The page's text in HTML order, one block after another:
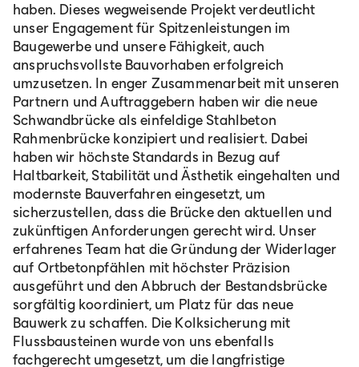
haben. Dieses wegweisende Projekt verdeutlicht
unser Engagement für Spitzenleistungen im
Baugewerbe und unsere Fähigkeit, auch
anspruchsvollste Bauvorhaben erfolgreich
umzusetzen. In enger Zusammenarbeit mit unseren
Partnern und Auftraggebern haben wir die neue
Schwandbrücke als einfeldige Stahlbeton
Rahmenbrücke konzipiert und realisiert. Dabei
haben wir höchste Standards in Bezug auf
Haltbarkeit, Stabilität und Ästhetik eingehalten und
modernste Bauverfahren eingesetzt, um
sicherzustellen, dass die Brücke den aktuellen und
zukünftigen Anforderungen gerecht wird. Unser
erfahrenes Team hat die Gründung der Widerlager
auf Ortbetonpfählen mit höchster Präzision
ausgeführt und den Abbruch der Bestandsbrücke
sorgfältig koordiniert, um Platz für das neue
Bauwerk zu schaffen. Die Kolksicherung mit
Flussbausteinen wurde von uns ebenfalls
fachgerecht umgesetzt, um die langfristige